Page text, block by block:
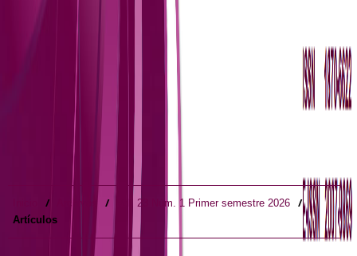
/ Archivos / Vol. 23 Núm. 1 Primer semestre 2026 /
Artículos